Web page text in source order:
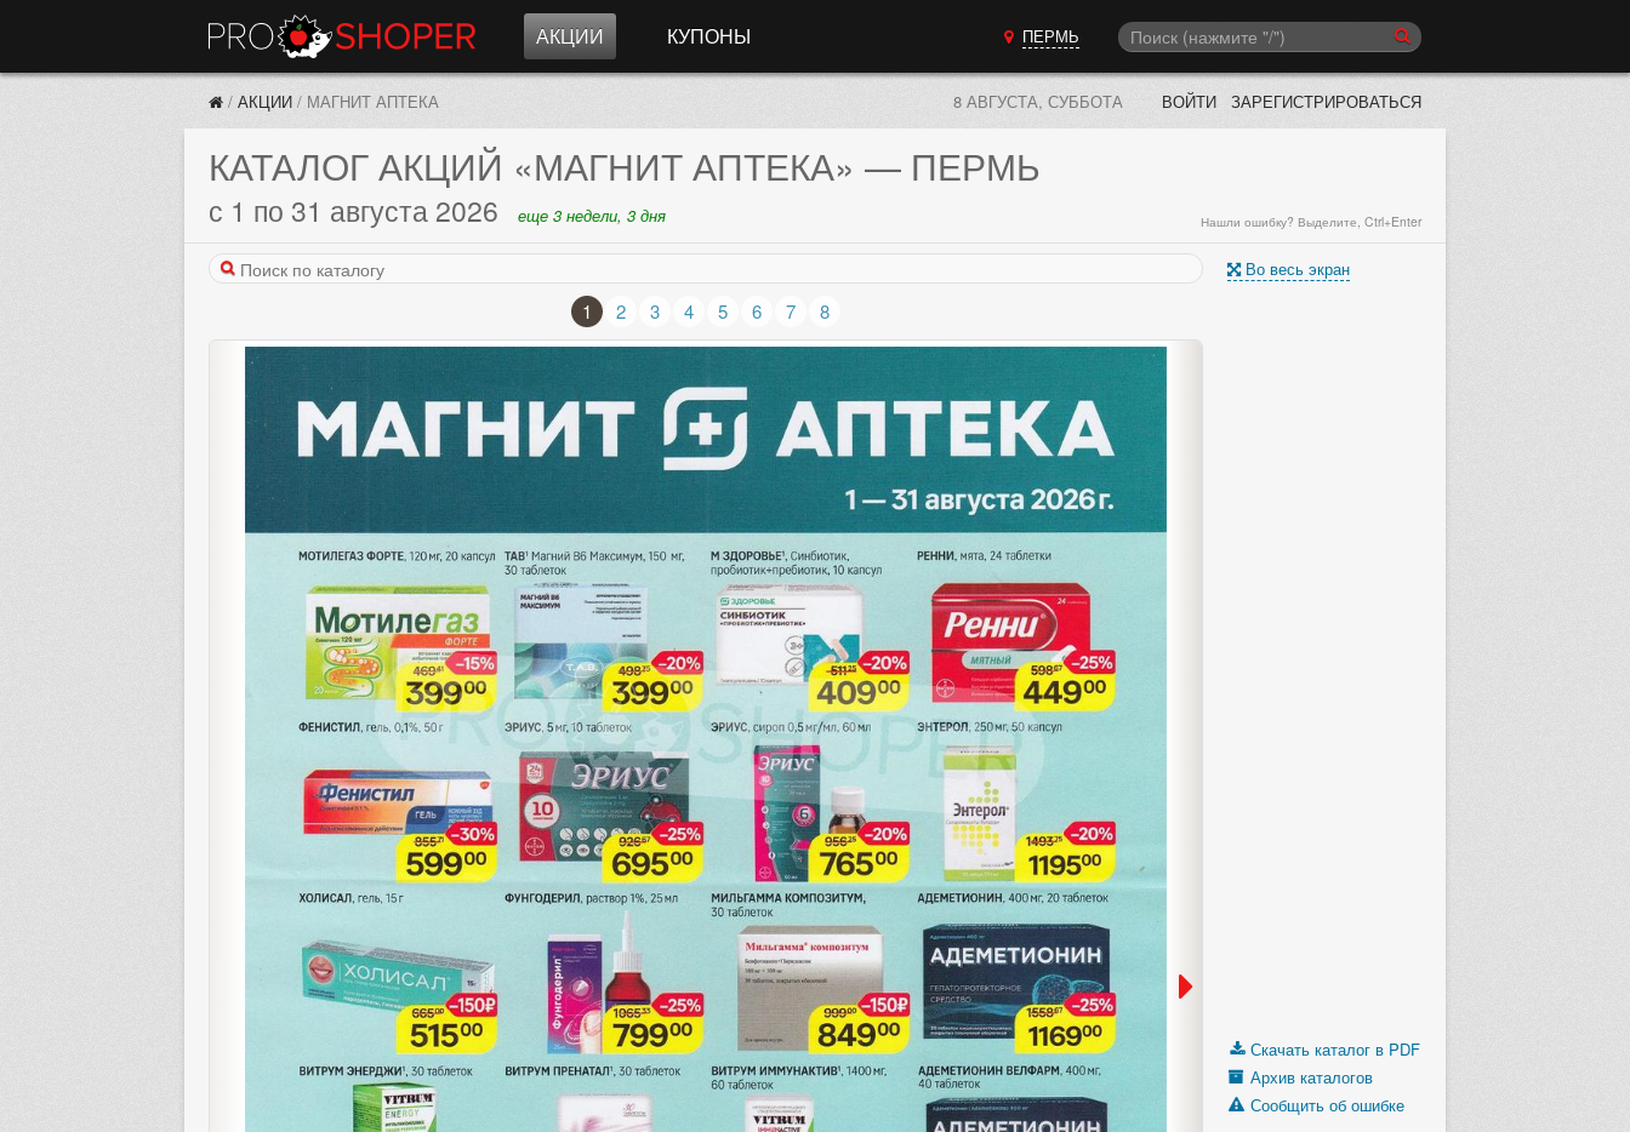
АКЦИИ КУПОНЫ ПЕРМЬ
/ АКЦИИ / МАГНИТ АПТЕКА 8 АВГУСТА, СУББОТА ВОЙТИ ЗАРЕГИСТРИРОВАТЬСЯ
КАТАЛОГ АКЦИЙ «МАГНИТ АПТЕКА» — ПЕРМЬ
с 1 по 31 августа 2026 еще 3 недели, 3 дня Нашли ошибку? Выделите, Ctrl+Enter
Во весь экран
1 2 3 4 5 6 7 8
Скачать каталог в PDF
Архив каталогов
Сообщить об ошибке